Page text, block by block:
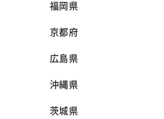
福岡県
京都府
広島県
沖縄県
茨城県